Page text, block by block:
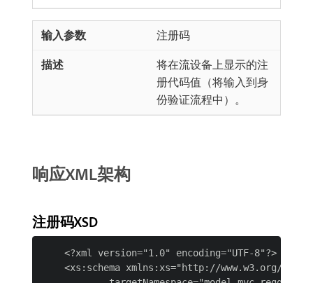
注册码
将在流设备上显示的注
册代码值（将输入到身
份验证流程中）。
响应XML架构
注册码XSD
    <?xml version="1.0" encoding="UTF-8"?>
<xs:schema xmlns:xs="http://www.w3.org/